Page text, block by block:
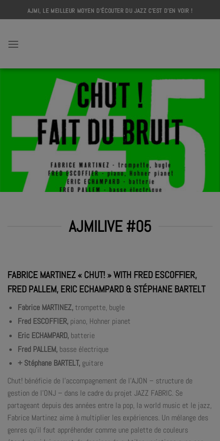
to
AJMI, LE MEILLEUR MOYEN D'ÉCOUTER DU JAZZ C'EST D'EN VOIR !
AJMILIVE #05
FABRICE MARTINEZ « CHUT! » WITH FRED ESCOFFIER,
FRED PALLEM, ERIC ECHAMPARD & STÉPHANE BARTELT
Fabrice MARTINEZ,trompette, bugle
Fred ESCOFFIER, piano, Hohner pianet
Eric ECHAMPARD, batterie
Fred PALLEM, basse électrique
+ Stéphane BARTELT, guitare
Chut! bénéficie de l’accompagnement de l’AJON – structure de
gestion de l’ONJ – dans le cadre du projet JAZZ FABRIC. Se
partageant depuis des années entre la pop, la world music et le jazz,
Fabrice Martinez aime à multiplier les expériences. Un mélange des
genres qu’il faut appréhender comme une palette de couleurs